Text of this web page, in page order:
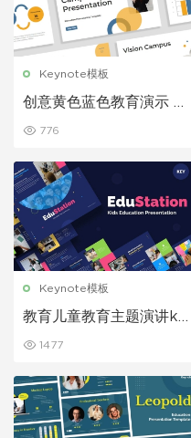
Keynote模板
创意黄色蓝色教育演示 K
776
Keynote模板
教育儿童教育主题演讲ke
1477